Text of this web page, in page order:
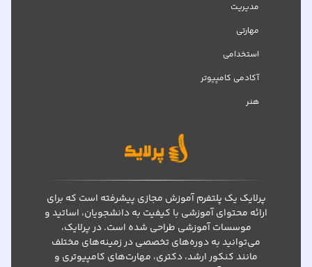
مدیریت
مهارتی
استخدامی
آکادمی کامپیوتر
هنر
پرلایک یک پلتفرم آموزش مجازی پیشرفته است که برای
ارائه محتوای آموزشی با کیفیت به دانشجویان، اساتید و
موسسات آموزشی طراحی شده است. در پرلایک،
می‌توانید به دوره‌های تخصصی در زمینه‌های مختلف
مانند کنکور ارشد، دکتری، مهارت‌های کامپیوتری و